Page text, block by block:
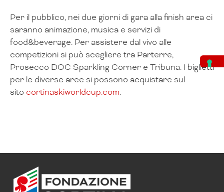
Per il pubblico, nei due giorni di gara alla finish area ci
saranno animazione, musica e servizi di
food&beverage. Per assistere dal vivo alle
competizioni si può scegliere tra Parterre,
Prosecco DOC Sparkling Corner e Tribuna. I biglietti
per le diverse aree si possono acquistare sul
sito cortinaskiworldcup.com.